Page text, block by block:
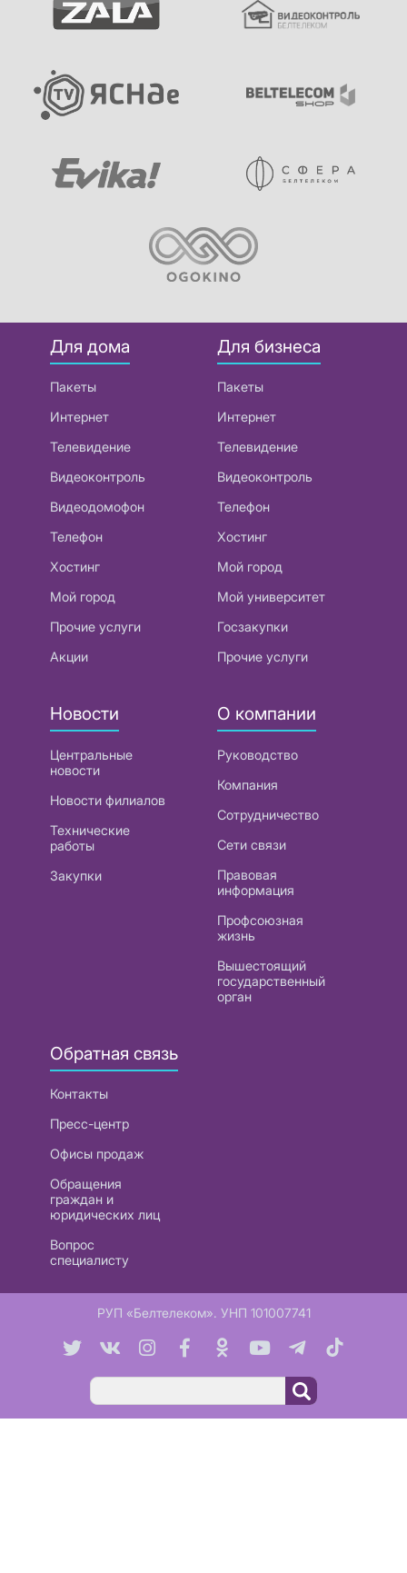
Для дома
Пакеты
Интернет
Телевидение
Видеоконтроль
Видеодомофон
Телефон
Хостинг
Мой город
Прочие услуги
Акции
Для бизнеса
Пакеты
Интернет
Телевидение
Видеоконтроль
Телефон
Хостинг
Мой город
Мой университет
Госзакупки
Прочие услуги
Новости
Центральные
новости
Новости филиалов
Технические
работы
Закупки
О компании
Руководство
Компания
Сотрудничество
Сети связи
Правовая
информация
Профсоюзная
жизнь
Вышестоящий
государственный
орган
Обратная связь
Контакты
Пресс-центр
Офисы продаж
Обращения
граждан и
юридических лиц
Вопрос
специалисту
РУП «Белтелеком». УНП 101007741
Поиск